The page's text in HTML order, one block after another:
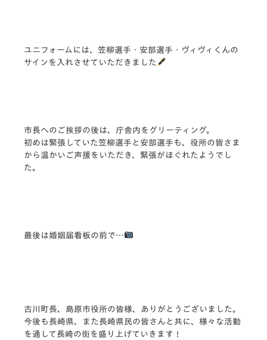
ユニフォームには、笠柳選手・安部選手・ヴィヴィくんの
サインを入れさせていただきました
市長へのご挨拶の後は、庁舎内をグリーティング。
初めは緊張していた笠柳選手と安部選手も、役所の皆さま
から温かいご声援をいただき、緊張がほぐれたようでし
た。
最後は婚姻届看板の前で…
古川町長、島原市役所の皆様、ありがとうございました。
今後も長崎県、また長崎県民の皆さんと共に、様々な活動
を通して長崎の街を盛り上げていきます！